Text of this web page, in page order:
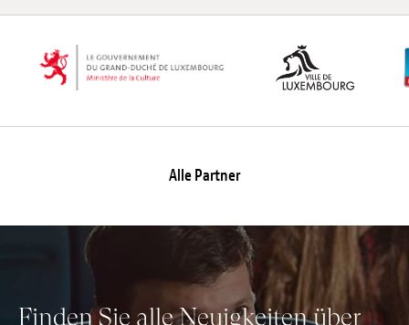
Alle Partner
Finden Sie alle Neuigkeiten über